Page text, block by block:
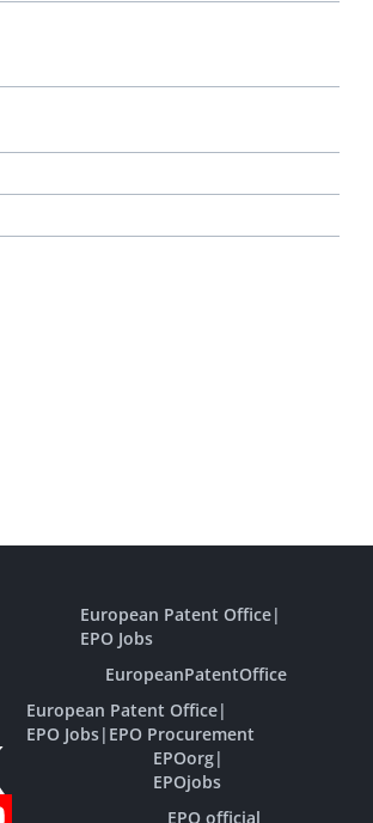
European Patent Office|
EPO Jobs
EuropeanPatentOffice
European Patent Office|
EPO Jobs| EPO Procurement
EPOorg|
EPOjobs
EPO official